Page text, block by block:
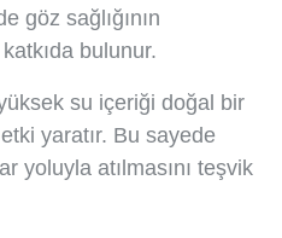
göz sağlığının
bulunur.
su içeriği doğal bir
yaratır. Bu sayede
yoluyla atılmasını teşvik